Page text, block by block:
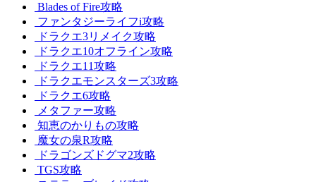
Blades of Fire攻略
ファンタジーライフi攻略
ドラクエ3リメイク攻略
ドラクエ10オフライン攻略
ドラクエ11攻略
ドラクエモンスターズ3攻略
ドラクエ6攻略
メタファー攻略
知恵のかりもの攻略
魔女の泉R攻略
ドラゴンズドグマ2攻略
TGS攻略